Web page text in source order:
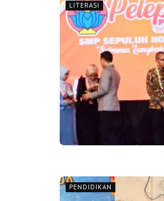
LITERASI
PENDIDIKAN